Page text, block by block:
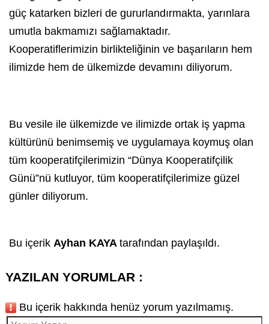
güç katarken bizleri de gururlandırmakta, yarınlara
umutla bakmamızı sağlamaktadır.
Kooperatiflerimizin birlikteliğinin ve başarıların hem
ilimizde hem de ülkemizde devamını diliyorum.
Bu vesile ile ülkemizde ve ilimizde ortak iş yapma
kültürünü benimsemiş ve uygulamaya koymuş olan
tüm kooperatifçilerimizin “Dünya Kooperatifçilik
Günü”nü kutluyor, tüm kooperatifçilerimize güzel
günler diliyorum.
Bu içerik Ayhan KAYA tarafından paylaşıldı.
YAZILAN YORUMLAR :
Bu içerik hakkında henüz yorum yazılmamış.